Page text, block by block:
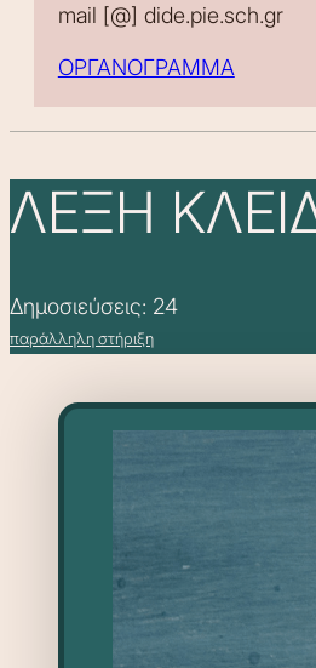
mail [@] dide.pie.sch.gr
ΟΡΓΑΝΟΓΡΑΜΜΑ
ΛΕΞΗ
Δημοσιεύσεις: 24
παράλληλη στήριξη